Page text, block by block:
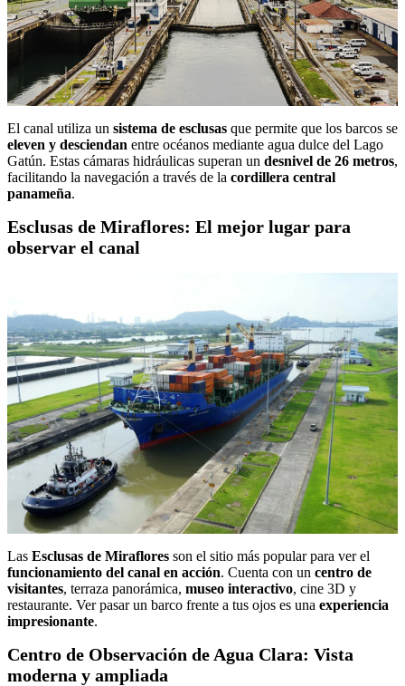
El canal utiliza un sistema de esclusas que permite que los barcos se
eleven y desciendan entre océanos mediante agua dulce del Lago
Gatún. Estas cámaras hidráulicas superan un desnivel de 26 metros,
facilitando la navegación a través de la cordillera central
panameña.
Esclusas de Miraflores: El mejor lugar para
observar el canal
Las Esclusas de Miraflores son el sitio más popular para ver el
funcionamiento del canal en acción. Cuenta con un centro de
visitantes, terraza panorámica, museo interactivo, cine 3D y
restaurante. Ver pasar un barco frente a tus ojos es una experiencia
impresionante.
Centro de Observación de Agua Clara: Vista
moderna y ampliada